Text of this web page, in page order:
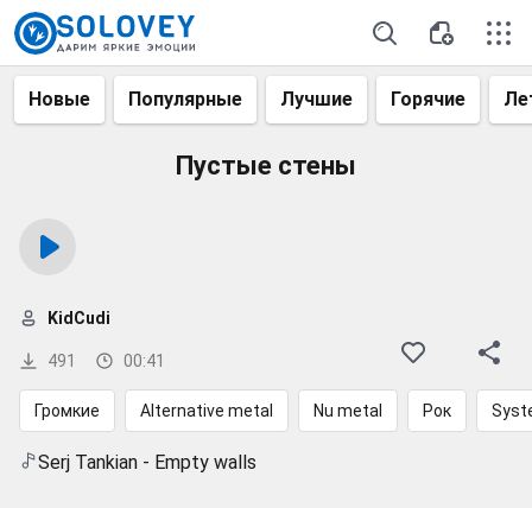
Новые Популярные Лучшие Горячие
Пустые стены
491 00:41
KidCudi
Громкие Alternative metal Nu metal Рок
Serj Tankian - Empty walls